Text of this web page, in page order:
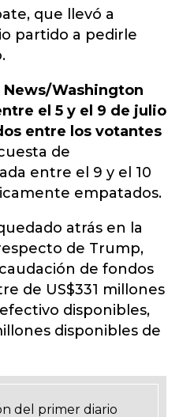
que llevó a
partido a pedirle
News/Washington
el 5 y el 9 de julio
entre los votantes
de
entre el 9 y el 10
empatados.
atrás en la
de Trump,
de fondos
de US$331 millones
disponibles,
disponibles de
del primer diario